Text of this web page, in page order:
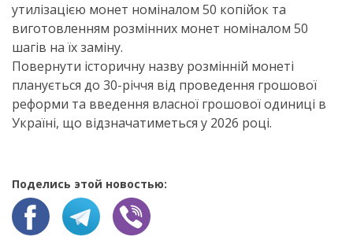
утилізацією монет номіналом 50 копійок та
виготовленням розмінних монет номіналом 50
шагів на їх заміну.
Повернути історичну назву розмінній монеті
планується до 30-річчя від проведення грошової
реформи та введення власної грошової одиниці в
Україні, що відзначатиметься у 2026 році.
Поделись этой новостью: